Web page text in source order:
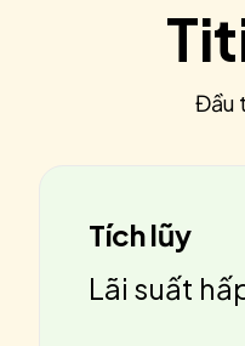
Đầu
Tích lũy
Lãi suất